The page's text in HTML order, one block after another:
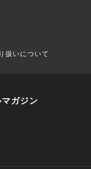
扱いについて
ガジン